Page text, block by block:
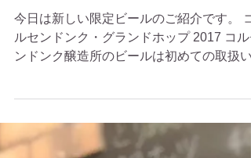
2017〜
今日は新しい限定ビールのご紹介です。 コ
ルセンドンク・グランドホップ 2017 コル
すが、このビールは先日のベルギービール
ィークエンドで気に入ってしまったので、
ムシェモアでも限定ビールとして入荷しま